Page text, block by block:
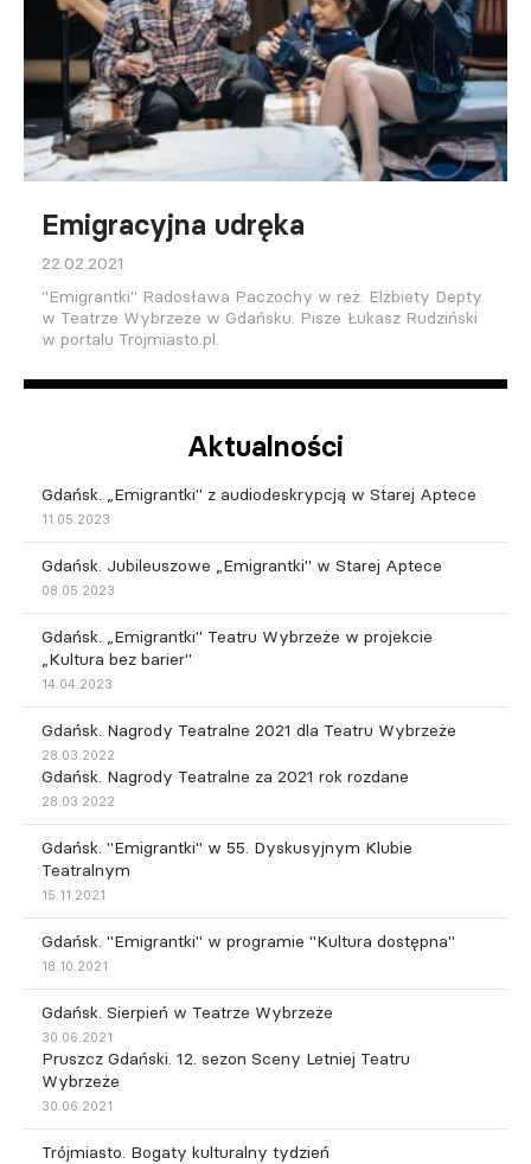
Emigracyjna udręka
22.02.2021
"Emigrantki" Radosława Paczochy w reż. Elżbiety Depty
w Teatrze Wybrzeże w Gdańsku. Pisze Łukasz Rudziński
w portalu Trojmiasto.pl.
Aktualności
Gdańsk. „Emigrantki" z audiodeskrypcją w Starej Aptece
11.05.2023
Gdańsk. Jubileuszowe „Emigrantki" w Starej Aptece
08.05.2023
Gdańsk. „Emigrantki" Teatru Wybrzeże w projekcie
„Kultura bez barier"
14.04.2023
Gdańsk. Nagrody Teatralne 2021 dla Teatru Wybrzeże
28.03.2022
Gdańsk. Nagrody Teatralne za 2021 rok rozdane
28.03.2022
Gdańsk. "Emigrantki" w 55. Dyskusyjnym Klubie
Teatralnym
15.11.2021
Gdańsk. "Emigrantki" w programie "Kultura dostępna"
18.10.2021
Gdańsk. Sierpień w Teatrze Wybrzeże
30.06.2021
Pruszcz Gdański. 12. sezon Sceny Letniej Teatru
Wybrzeże
30.06.2021
Trójmiasto. Bogaty kulturalny tydzień